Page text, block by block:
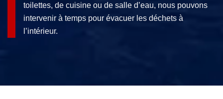
toilettes, de cuisine ou de salle d’eau, nous pouvons
intervenir à temps pour évacuer les déchets à
l’intérieur.